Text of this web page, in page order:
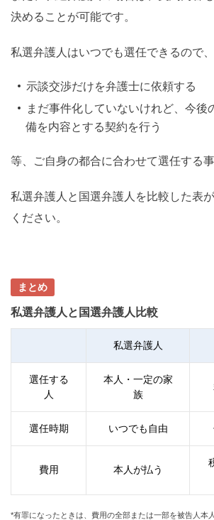
決めることが可能です。
私選弁護人はいつでも選任できるので
示談交渉だけを弁護士に依頼する
まだ事件化していないけれど、今後
備を内容とする契約を行う
等、ご自身の都合に合わせて選任する事
私選弁護人と国選弁護人を比較した表
ください。
まとめ
私選弁護人と国選弁護人比較
私選弁護人
選任する
人
本人・一定の家
族
選任時期 いつでも自由
費用 本人が払う
*有罪になったときは、費用の全部または一部を被告人本